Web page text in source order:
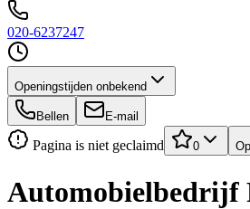
020-6237247
Openingstijden onbekend
Bellen E-mail
Pagina is niet geclaimd 0
Automobielbedrijf